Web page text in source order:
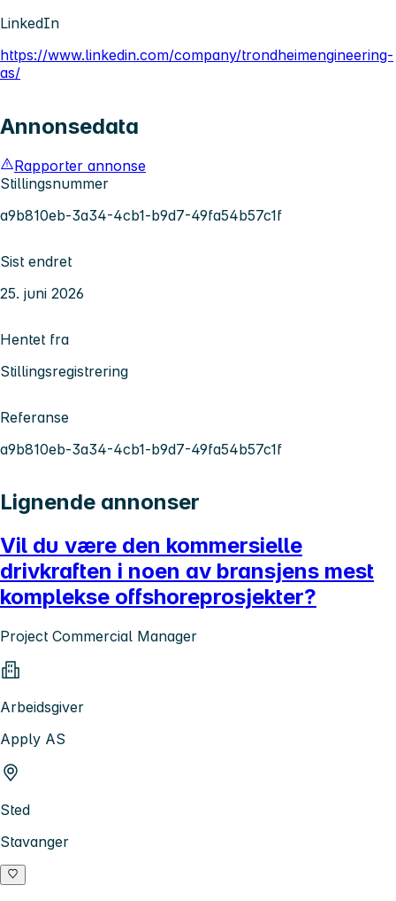
LinkedIn
https://www.linkedin.com/company/trondheimengineering-
as/
Annonsedata
Rapporter annonse
Stillingsnummer
a9b810eb-3a34-4cb1-b9d7-49fa54b57c1f
Sist endret
25. juni 2026
Hentet fra
Stillingsregistrering
Referanse
a9b810eb-3a34-4cb1-b9d7-49fa54b57c1f
Lignende annonser
Vil du være den kommersielle
drivkraften i noen av bransjens mest
komplekse offshoreprosjekter?
Project Commercial Manager
Arbeidsgiver
Apply AS
Sted
Stavanger